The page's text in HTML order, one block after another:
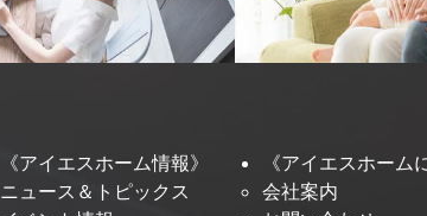
《アイエスホーム情報》
ニュース＆トピックス
《アイエスホーム
会社案内